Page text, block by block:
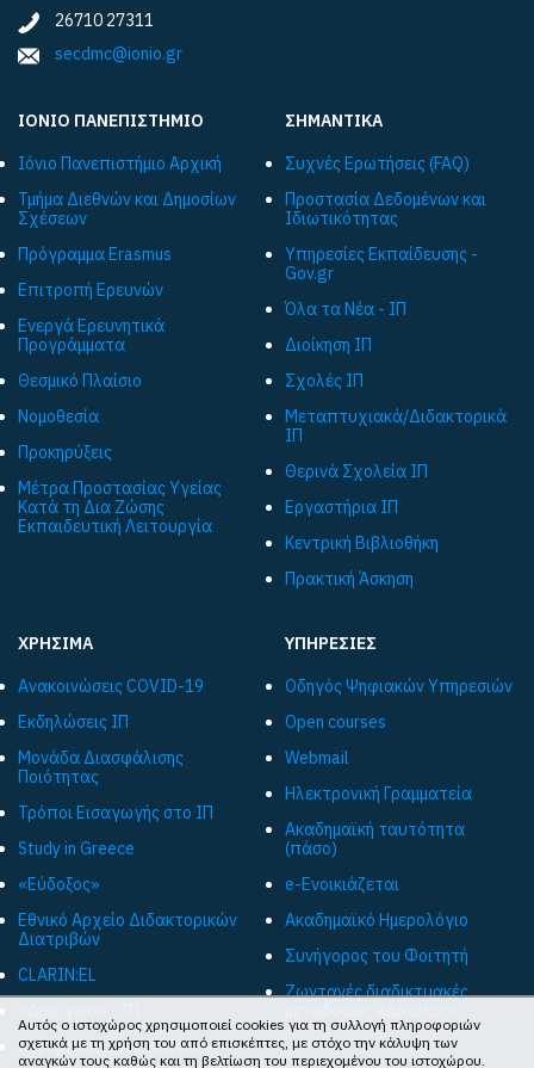
26710 27311
secdmc@ionio.gr
ΙΟΝΙΟ ΠΑΝΕΠΙΣΤΗΜΙΟ
Ιόνιο Πανεπιστήμιο Αρχική
Τμήμα Διεθνών και Δημοσίων
Σχέσεων
Πρόγραμμα Εrasmus
Επιτροπή Ερευνών
Ενεργά Ερευνητικά
Προγράμματα
Θεσμικό Πλαίσιο
Νομοθεσία
Προκηρύξεις
Μέτρα Προστασίας Υγείας
Κατά τη Δια Ζώσης
Εκπαιδευτική Λειτουργία
ΣΗΜΑΝΤΙΚΑ
Συχνές Ερωτήσεις (FAQ)
Προστασία Δεδομένων και
Ιδιωτικότητας
Υπηρεσίες Εκπαίδευσης -
Gov.gr
Όλα τα Νέα - ΙΠ
Διοίκηση ΙΠ
Σχολές ΙΠ
Μεταπτυχιακά/Διδακτορικά
ΙΠ
Θερινά Σχολεία ΙΠ
Εργαστήρια ΙΠ
Κεντρική Βιβλιοθήκη
Πρακτική Άσκηση
ΧΡΗΣΙΜΑ
Ανακοινώσεις COVID-19
Εκδηλώσεις ΙΠ
Μονάδα Διασφάλισης
Ποιότητας
Τρόποι Εισαγωγής στο ΙΠ
Study in Greece
«Εύδοξος»
Εθνικό Αρχείο Διδακτορικών
Διατριβών
CLARIN:EL
Περιφέρεια Ιονίων Νήσων
ΥΠΗΡΕΣΙΕΣ
Οδηγός Ψηφιακών Υπηρεσιών
Open courses
Webmail
Ηλεκτρονική Γραμματεία
Ακαδημαϊκή ταυτότητα
(πάσο)
e-Ενοικιάζεται
Ακαδημαϊκό Ημερολόγιο
Συνήγορος του Φοιτητή
Ζωντανές διαδικτυακές
Αυτός ο ιστοχώρος χρησιμοποιεί cookies για τη συλλογή πληροφοριών
σχετικά με τη χρήση του από επισκέπτες, με στόχο την κάλυψη των
αναγκών τους καθώς και τη βελτίωση του περιεχομένου του ιστοχώρου.